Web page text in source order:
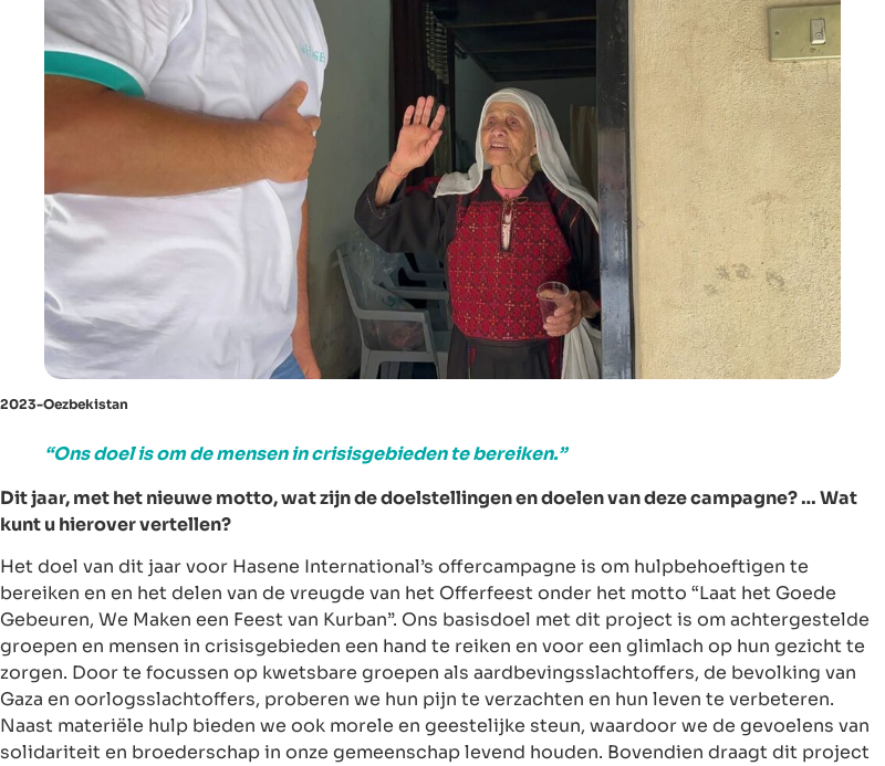
2023-Oezbekistan
“Ons doel is om de mensen in crisisgebieden te bereiken.”
Dit jaar, met het nieuwe motto, wat zijn de doelstellingen en doelen van deze campagne? … Wat
kunt u hierover vertellen?
Het doel van dit jaar voor Hasene International’s offercampagne is om hulpbehoeftigen te
bereiken en en het delen van de vreugde van het Offerfeest onder het motto “Laat het Goede
Gebeuren, We Maken een Feest van Kurban”. Ons basisdoel met dit project is om achtergestelde
groepen en mensen in crisisgebieden een hand te reiken en voor een glimlach op hun gezicht te
zorgen. Door te focussen op kwetsbare groepen als aardbevingsslachtoffers, de bevolking van
Gaza en oorlogsslachtoffers, proberen we hun pijn te verzachten en hun leven te verbeteren.
Naast materiële hulp bieden we ook morele en geestelijke steun, waardoor we de gevoelens van
solidariteit en broederschap in onze gemeenschap levend houden. Bovendien draagt dit project